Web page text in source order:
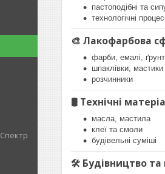
пастоподібні та
технологічні
🎨 Лакофарбова
фарби, емалі,
шпаклівки, мастики
розчинники
🛢️ Технічні
масла, мастила
клеї та смоли
будівельні суміші
🛠️ Будівництво та